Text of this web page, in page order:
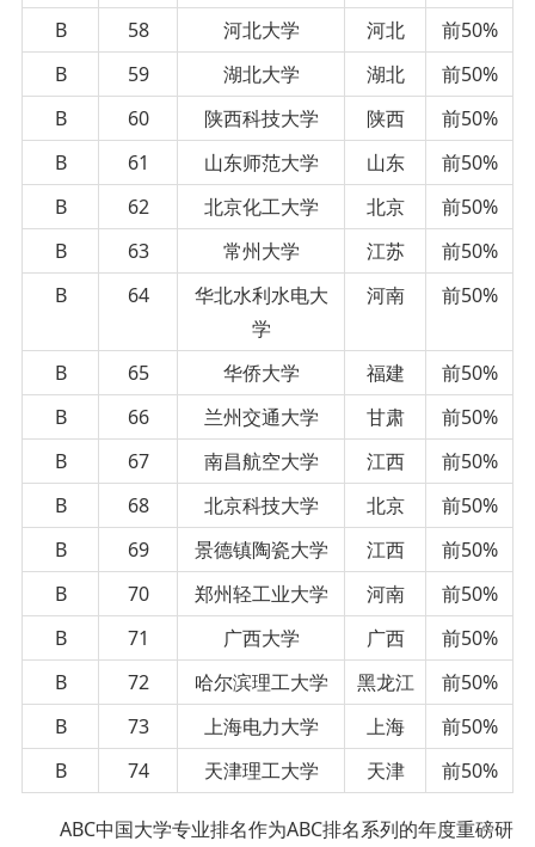
B
58 河北大学 河北
前50%
B
59 湖北大学 湖北
前50%
B
60 陕西科技大学 陕西
前50%
B
61 山东师范大学 山东
前50%
B
62 北京化工大学 北京
前50%
B
63 常州大学 江苏
前50%
B
64
华北水利水电大
学
河南 前50%
B 65 华侨大学 福建
前50%
B
66 兰州交通大学 甘肃
前50%
B
67 南昌航空大学 江西
前50%
B
68 北京科技大学 北京
前50%
B
69 景德镇陶瓷大学 江西
前50%
B
70 郑州轻工业大学 河南
前50%
B
71 广西大学 广西
前50%
B
72 哈尔滨理工大学 黑龙江
前50%
B
73 上海电力大学 上海
前50%
B
74 天津理工大学 天津 前50%
ABC中国大学专业排名作为ABC排名系列的年度重磅研